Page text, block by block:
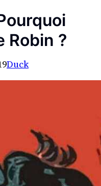
Robin ?
Duck